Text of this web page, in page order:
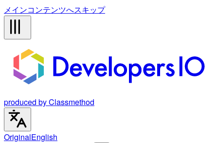
メインコンテンツへスキップ
produced by Classmethod
OriginalEnglish